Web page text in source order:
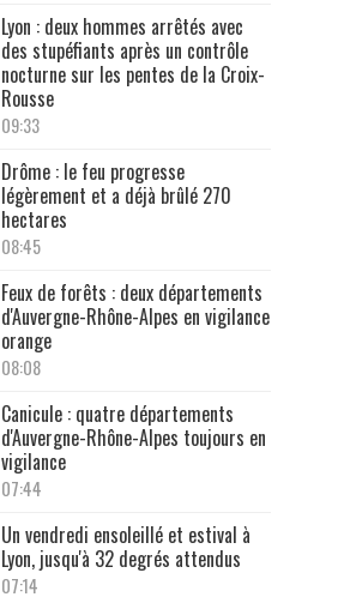
Lyon : deux hommes arrêtés avec
des stupéfiants après un contrôle
nocturne sur les pentes de la Croix-
Rousse
09:33
Drôme : le feu progresse
légèrement et a déjà brûlé 270
hectares
08:45
Feux de forêts : deux départements
d'Auvergne-Rhône-Alpes en vigilance
orange
08:08
Canicule : quatre départements
d'Auvergne-Rhône-Alpes toujours en
vigilance
07:44
Un vendredi ensoleillé et estival à
Lyon, jusqu'à 32 degrés attendus
07:14